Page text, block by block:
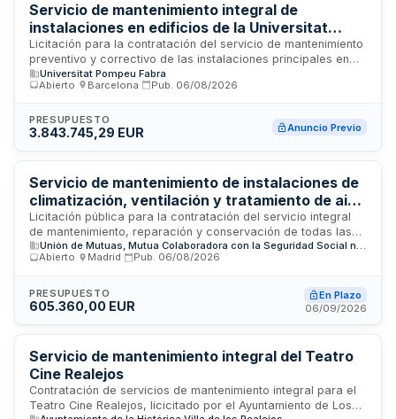
Servicio de mantenimiento integral de
instalaciones en edificios de la Universitat
Pompeu Fabra
Licitación para la contratación del servicio de mantenimiento
preventivo y correctivo de las instalaciones principales en
los diferentes edificios que conforman el campus de la
Universitat Pompeu Fabra. El servicio abarca el
y equipamientos de las dependencias universitarias ubicadas
en Barcelona. Esta licitación se tramita mediante anuncio
en participar en futuros procedimientos de contratación.
Universitat Pompeu Fabra
Abierto
Barcelona Pub. 06/08/2026
PRESUPUESTO
3.843.745,29 EUR Anuncio Previo
Servicio de mantenimiento de instalaciones de
climatización, ventilación y tratamiento de aire
en delegaciones de Unión de Mutuas
Licitación pública para la contratación del servicio integral
de mantenimiento, reparación y conservación de todas las
instalaciones de climatización, ventilación y tratamiento de
aire presentes en las diferentes delegaciones de Unión de
267. El contrato comprende labores de revisión preventiva,
correctiva y mantenimiento técnico de los sistemas de aire
para garantizar el correcto funcionamiento, eficiencia
energética y confort ambiental en las instalaciones.
Unión de Mutuas, Mutua Colaboradora con la Seguridad Social nº 267
Abierto
Madrid Pub. 06/08/2026
PRESUPUESTO
605.360,00 EUR
En Plazo
06/09/2026
Servicio de mantenimiento integral del Teatro
Cine Realejos
Contratación de servicios de mantenimiento integral para el
Teatro Cine Realejos, licicitado por el Ayuntamiento de Los